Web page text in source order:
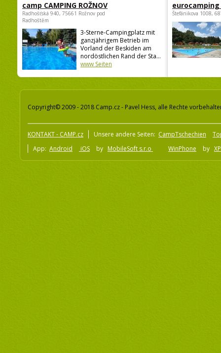
camp CAMPING ROŽNOV
Radhošťská 940, 75661 Rožnov pod
Radhoštěm
3-Sterne-Campingplatz mit
ganzjährigem Betrieb im
Vorland der Beskiden am
nordöstlichen Rand der Sta...
www Seiten
Štefánikova 1008,
Copyright© 2009 - 2018 Camp.cz - Pavel Hess, alle Rechte
KONTAKT - CAMP.cz Unsere andere Seiten: CampTschechien
App: Android iOS by MobileSoft s.r.o WinPhone by